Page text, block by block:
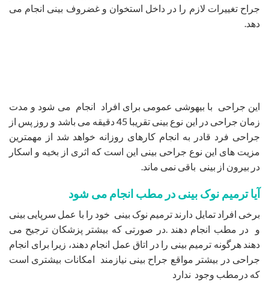
جراح تغییرات لازم را در داخل استخوان و غضروف بینی انجام می
دهد.
این جراحی با بیهوشی عمومی برای افراد انجام می شود و مدت
زمان جراحی در این نوع بینی تقریبا 45 دقیقه می باشد و روز پس از
جراحی فرد قادر به انجام کارهای روزانه خواهد شد از مهمترین
مزیت های این نوع جراحی بینی این است که اثری از بخیه و اسکار
در بیرون از بینی باقی نمی ماند.
آیا ترمیم نوک بینی در مطب انجام می شود
برخی افراد تمایل دارند ترمیم نوک بینی خود را با عمل سرپایی بینی
و در مطب انجام دهند .در صورتی که بیشتر پزشکان ترجیح می
دهند هرگونه ترمیم بینی را در اتاق عمل انجام دهند، زیرا برای انجام
جراحی در بیشتر مواقع جراح بینی نیازمند امکانات بیشتری است
که درمطب وجود ندارد